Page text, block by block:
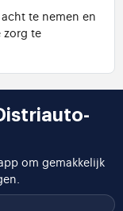
te nemen en
zorg te
om gemakkelijk